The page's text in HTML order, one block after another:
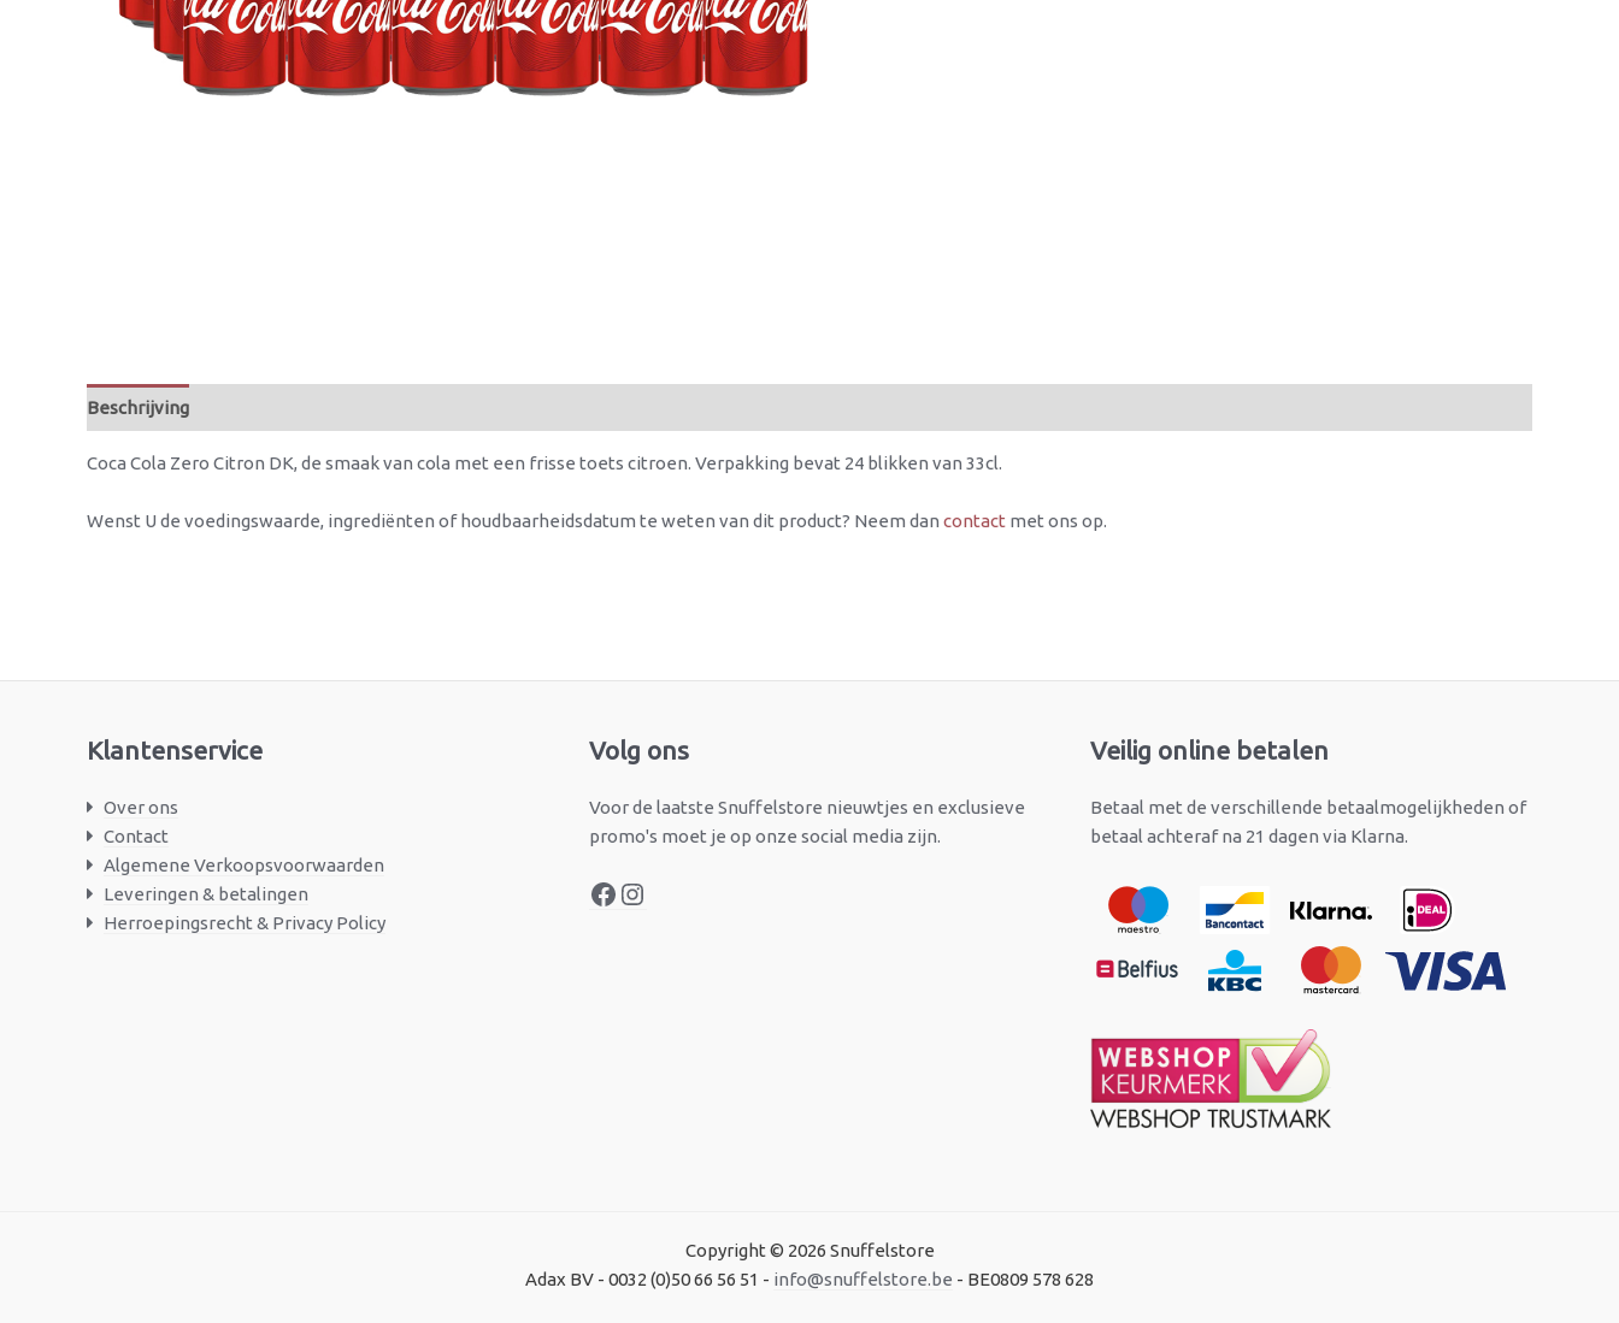
Beschrijving
Coca Cola Zero Citron DK, de smaak van cola met een frisse toets citroen. Verpakking bevat 24 blikken van 33cl.
Wenst U de voedingswaarde, ingrediënten of houdbaarheidsdatum te weten van dit product? Neem dan contact met ons op.
Klantenservice
Over ons
Contact
Algemene Verkoopsvoorwaarden
Leveringen & betalingen
Herroepingsrecht & Privacy Policy
Volg ons
Voor de laatste Snuffelstore nieuwtjes en exclusieve
promo's moet je op onze social media zijn.
Facebook
Instagram Veilig online betalen
Betaal met de verschillende betaalmogelijkheden of
betaal achteraf na 21 dagen via Klarna.
Copyright © 2026 Snuffelstore
Adax BV - 0032 (0)50 66 56 51 - info@snuffelstore.be - BE0809 578 628